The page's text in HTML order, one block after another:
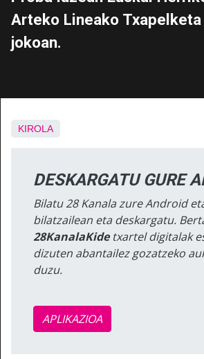
Arteko Lineako
jokoan.
KIROLA
DESKARGATU GURE
Bilatu 28 Kanala zure Android
bilatzailean eta deskargatu.
28KanalaKidetxartel digitalak
dizuten abantailez gozatzeko
duzu.
APLIKAZIOA